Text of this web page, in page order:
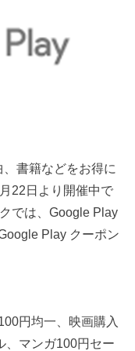
書籍などをお得に
22日より開催中で
では、Google Play
Play クーポン
円均一、映画購入
、マンガ100円セー